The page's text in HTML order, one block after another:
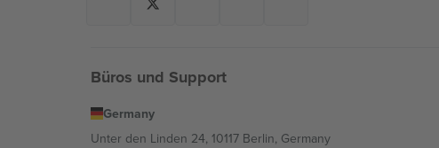
Büros und Support
Germany
Unter den Linden 24, 10117 Berlin, Germany